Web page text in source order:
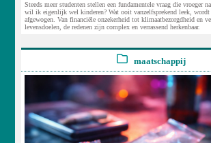
Steeds meer studenten stellen een fundamentele vraag die vroeger
wil ik eigenlijk wel kinderen? Wat ooit vanzelfsprekend leek, wordt
afgewogen. Van financiële onzekerheid tot klimaatbezorgdheid en
levensdoelen, de redenen zijn complex en verrassend herkenbaar.
maatschappij